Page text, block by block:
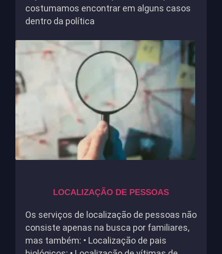
costumamos encontrar em alguns casos
dentro da política
LOCALIZAÇÃO DE PESSOAS
Os serviços de localização de pessoas não
consiste apenas na busca por familiares,
mas também: • Localização de pais